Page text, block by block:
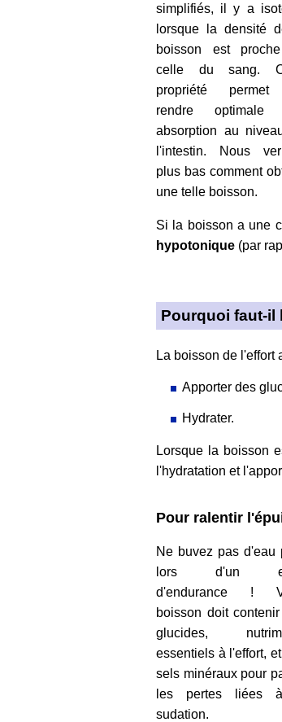
simplifiés, il y a
lorsque la densité
boisson est
celle du sang.
propriété
rendre optimale
absorption au
l'intestin. Nous
plus bas comment
une telle boisson.
Si la boisson a une
hypotonique (par
Pourquoi faut-il
La boisson de l'effort
Apporter des
Hydrater.
Lorsque la boisson
l'hydratation et
Pour ralentir
Ne buvez pas d'eau
lors d'un
d'endurance !
boisson doit
glucides,
essentiels à l'effort,
sels minéraux pour
les pertes liées
sudation.